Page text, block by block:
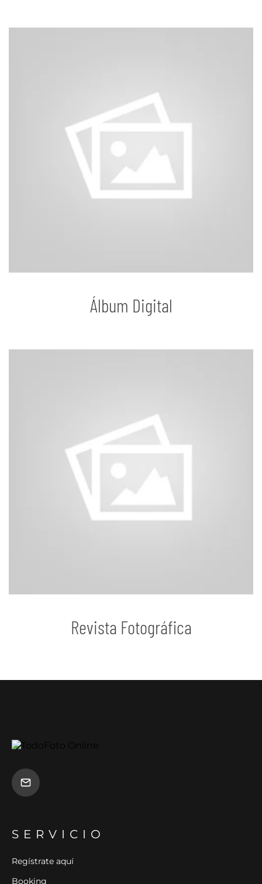
Álbum Digital
Revista Fotográfica
SERVICIO
Regístrate aquí
Booking